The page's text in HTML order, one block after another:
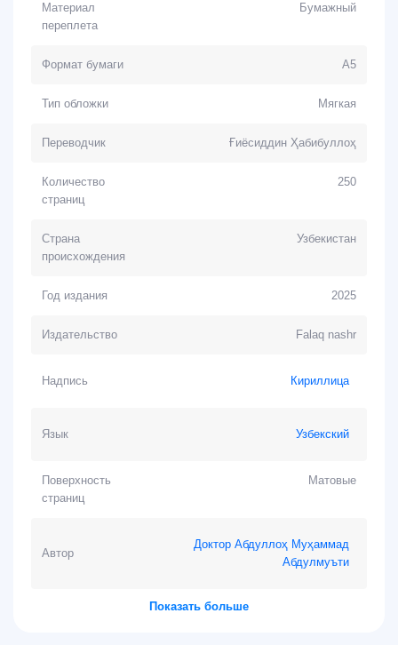
Материал
переплета
Бумажный
Формат бумаги A5
Тип обложки Мягкая
Переводчик Ғиёсиддин Ҳабибуллоҳ
Количество
страниц
250
Страна
происхождения
Узбекистан
Год издания 2025
Издательство Falaq nashr
Надпись Кириллица
Язык Узбекский
Поверхность
страниц
Матовые
Автор
Доктор Абдуллоҳ Муҳаммад
Абдулмуъти
Показать больше